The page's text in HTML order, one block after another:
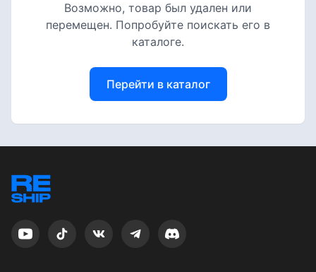
Возможно, товар был удален или
перемещен. Попробуйте поискать его в
каталоге.
Перейти в каталог